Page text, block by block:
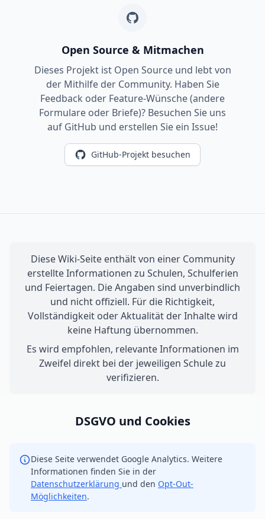
Open Source & Mitmachen
Dieses Projekt ist Open Source und lebt von
der Mithilfe der Community. Haben Sie
Feedback oder Feature-Wünsche (andere
Formulare oder Briefe)? Besuchen Sie uns
auf GitHub und erstellen Sie ein Issue!
GitHub-Projekt besuchen
Diese Wiki-Seite enthält von einer Community
erstellte Informationen zu Schulen, Schulferien
und Feiertagen. Die Angaben sind unverbindlich
und nicht offiziell. Für die Richtigkeit,
Vollständigkeit oder Aktualität der Inhalte wird
keine Haftung übernommen.
Es wird empfohlen, relevante Informationen im
Zweifel direkt bei der jeweiligen Schule zu
verifizieren.
DSGVO und Cookies
Diese Seite verwendet Google Analytics. Weitere
Informationen finden Sie in der
Datenschutzerklärung und den Opt-Out-
Möglichkeiten.